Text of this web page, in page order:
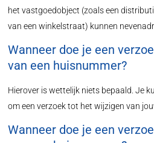
het vastgoedobject (zoals een
van een winkelstraat) kunnen
Wanneer doe je een
van een huisnummer?
Hierover is wettelijk niets bepaald. Je
om een verzoek tot het wijzigen van
Wanneer doe je een